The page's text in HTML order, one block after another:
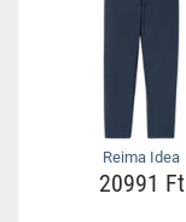
Reima Idea
20991 Ft